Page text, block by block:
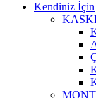
Kendiniz İçin